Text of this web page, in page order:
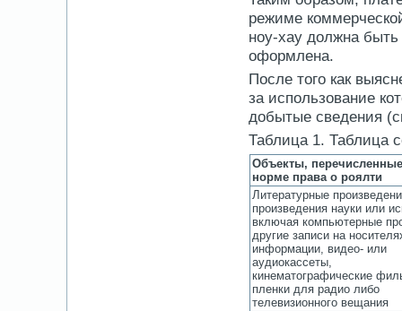
режиме
ноу-хау должна
оформлена.
После того как
за использование
добытые сведения
Таблица 1. Таблица
Объекты,
норме права о роялти
Литературные
произведения науки или
включая компьютерные
другие записи на
информации, видео- или
аудиокассеты,
кинематографические
пленки для радио либо
телевизионного вещания